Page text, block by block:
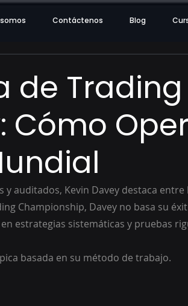
Contáctenos Blog
de
Cómo
y auditados, Kevin Davey destaca
Championship, Davey no basa su
estrategias sistemáticas y pruebas
basada en su método de trabajo.